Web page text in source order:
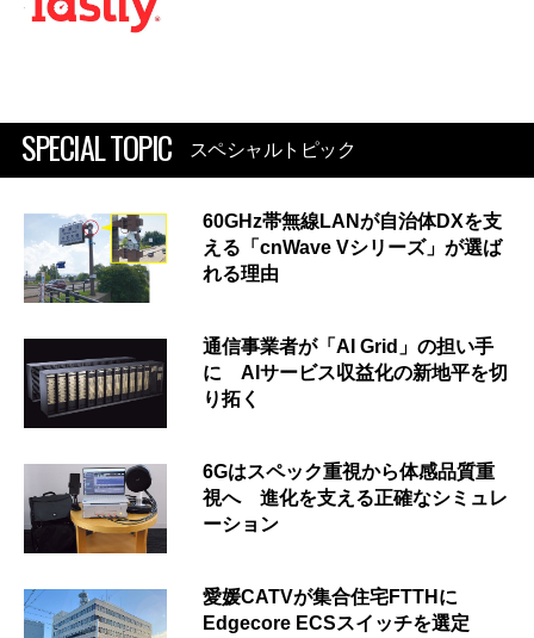
SPECIAL TOPIC スペシャルトピック
60GHz帯無線LANが自治体DXを支
える「cnWave Vシリーズ」が選ば
れる理由
通信事業者が「AI Grid」の担い手
に AIサービス収益化の新地平を切
り拓く
6Gはスペック重視から体感品質重
視へ 進化を支える正確なシミュレ
ーション
愛媛CATVが集合住宅FTTHに
Edgecore ECSスイッチを選定